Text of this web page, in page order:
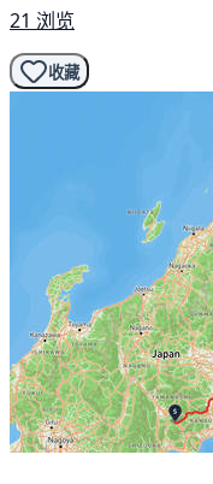
21 浏览
收藏